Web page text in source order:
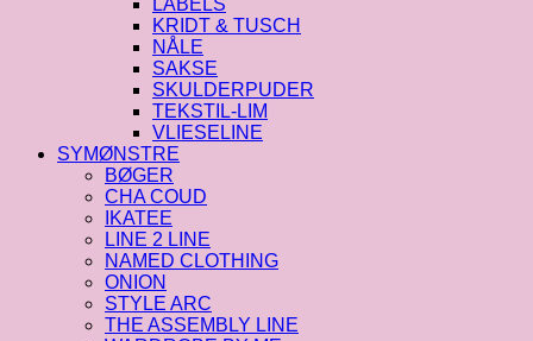
KRIDT & TUSCH
NÅLE
SAKSE
SKULDERPUDER
TEKSTIL-LIM
VLIESELINE
SYMØNSTRE
BØGER
CHA COUD
IKATEE
LINE 2 LINE
NAMED CLOTHING
ONION
STYLE ARC
THE ASSEMBLY LINE